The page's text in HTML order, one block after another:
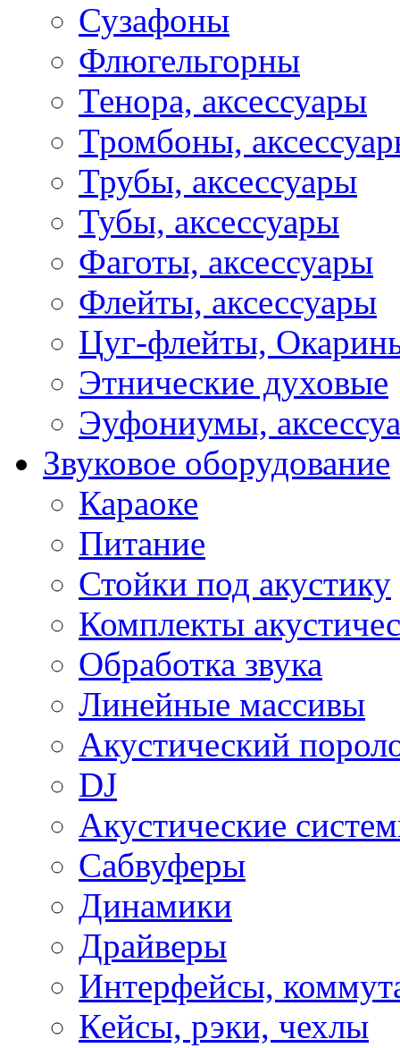
Сузафоны
Флюгельгорны
Тенора, аксессуары
Тромбоны,
Трубы, аксессуары
Тубы, аксессуары
Фаготы, аксессуары
Флейты, аксессуары
Цуг-флейты,
Этнические духовые
Эуфониумы,
Звуковое оборудование
Караоке
Питание
Стойки под акустику
Комплекты
Обработка звука
Линейные массивы
Акустический
DJ
Акустические
Сабвуферы
Динамики
Драйверы
Интерфейсы,
Кейсы, рэки, чехлы